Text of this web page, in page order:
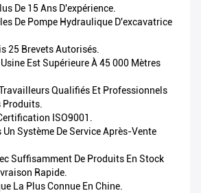
De 15 Ans D'expérience.
De Pompe Hydraulique D'excavatrice
25 Brevets Autorisés.
Est Supérieure À 45 000 Mètres
Qualifiés Et Professionnels
Produits.
ISO9001.
Système De Service Après-Vente
Suffisamment De Produits En Stock
Rapide.
La Plus Connue En Chine.